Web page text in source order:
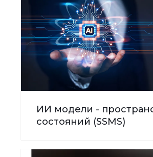
ИИ модели -
состояний (SSMS)